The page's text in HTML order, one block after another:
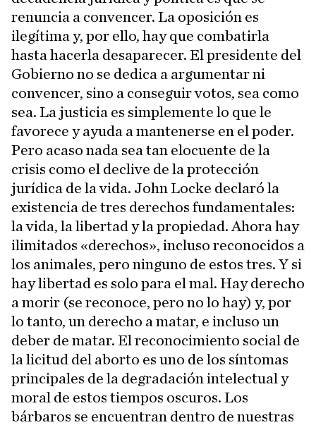
renuncia a convencer. La oposición es
ilegítima y, por ello, hay que combatirla
hasta hacerla desaparecer. El presidente del
Gobierno no se dedica a argumentar ni
convencer, sino a conseguir votos, sea como
sea. La justicia es simplemente lo que le
favorece y ayuda a mantenerse en el poder.
Pero acaso nada sea tan elocuente de la
crisis como el declive de la protección
jurídica de la vida. John Locke declaró la
existencia de tres derechos fundamentales:
la vida, la libertad y la propiedad. Ahora hay
ilimitados «derechos», incluso reconocidos a
los animales, pero ninguno de estos tres. Y si
hay libertad es solo para el mal. Hay derecho
a morir (se reconoce, pero no lo hay) y, por
lo tanto, un derecho a matar, e incluso un
deber de matar. El reconocimiento social de
la licitud del aborto es uno de los síntomas
principales de la degradación intelectual y
moral de estos tiempos oscuros. Los
bárbaros se encuentran dentro de nuestras